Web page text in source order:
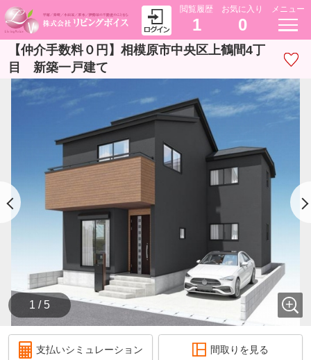
閲覧履歴
1
お気に入り
0
メニュー
【仲介手数料０円】相模原市中央区上鶴間4丁
目 新築一戸建て
1 / 5
支払いシミュレーション 間取りを見る